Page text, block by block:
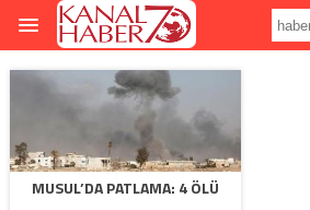
MUSUL’DA PATLAMA: 4 ÖLÜ